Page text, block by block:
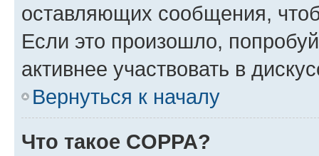
оставляющих сообщения,
Если это произошло,
активнее участвовать в
Вернуться к началу
Что такое COPPA?